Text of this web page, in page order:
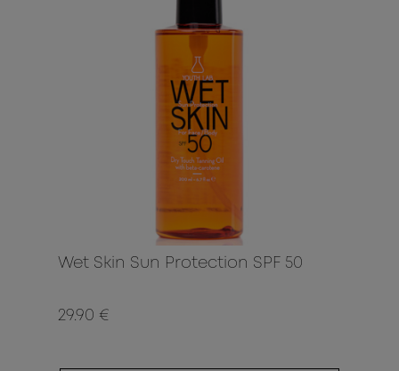
Wet Skin Sun Protection SPF 50
29.90 €